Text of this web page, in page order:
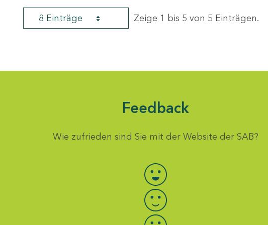
8 Einträge Zeige 1 bis 5 von 5 Einträgen.
Feedback
Wie zufrieden sind Sie mit der Website der SAB?
Bewertung auswählen